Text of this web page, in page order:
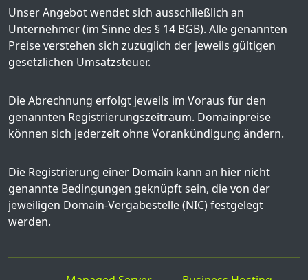
Unser Angebot wendet sich ausschließlich an
Unternehmer (im Sinne des § 14 BGB). Alle genannten
Preise verstehen sich zuzüglich der jeweils gültigen
gesetzlichen Umsatzsteuer.
Die Abrechnung erfolgt jeweils im Voraus für den
genannten Registrierungszeitraum. Domainpreise
können sich jederzeit ohne Vorankündigung ändern.
Die Registrierung einer Domain kann an hier nicht
genannte Bedingungen geknüpft sein, die von der
jeweiligen Domain-Vergabestelle (NIC) festgelegt
werden.